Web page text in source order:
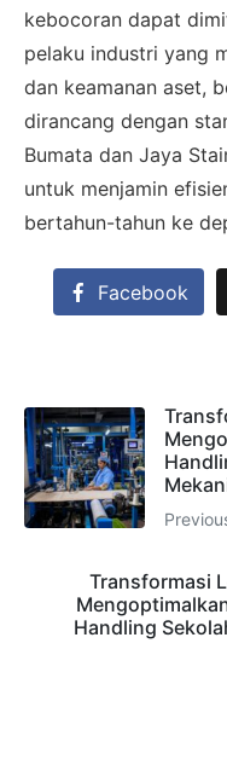
kebocoran dapat
pelaku industri yang
dan keamanan aset,
dirancang dengan
Bumata dan Jaya
untuk menjamin
bertahun-tahun ke
Facebook
Transformasi
Handling